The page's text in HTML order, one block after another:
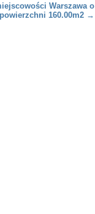
Warszawa o
powierzchni 160.00m2 →